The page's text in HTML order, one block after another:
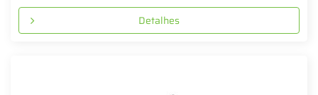
Detalhes